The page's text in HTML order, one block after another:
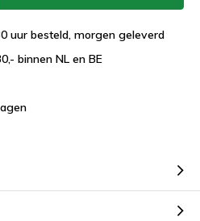
uur besteld, morgen geleverd
binnen NL en BE